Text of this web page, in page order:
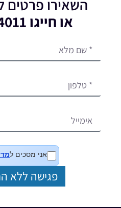
השאירו פרטים
או חייגו 052-874-4011
אני מסכים ל
פגישה ללא